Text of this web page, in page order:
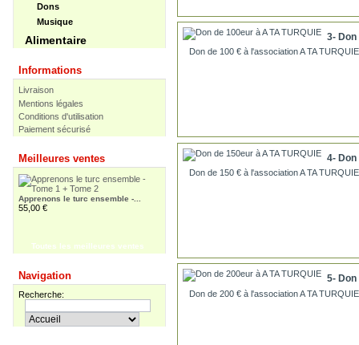
Dons
Musique
Alimentaire
Informations
Livraison
Mentions légales
Conditions d'utilisation
Paiement sécurisé
Meilleures ventes
Apprenons le turc ensemble /...
30,00 €
Apprenons le turc ensemble -...
55,00 €
Pir Sultan Abdal
Toutes les meilleures ventes
Navigation
Recherche:
3- Don
Don de 100 € à l'association A TA TURQUIE
4- Don
Don de 150 € à l'association A TA TURQUIE
5- Don
Don de 200 € à l'association A TA TURQUIE